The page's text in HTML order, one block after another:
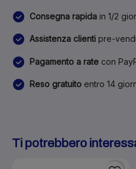
Consegna rapida in 1/2
Assistenza clienti pre-
Pagamento a rate con
Reso gratuito entro 14
Ti potrebbero